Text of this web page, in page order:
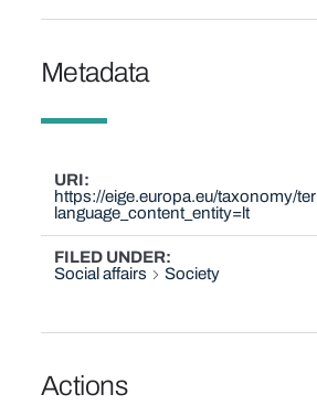
Metadata
URI
https://eige.europa.eu/taxonomy/
language_content_entity=lt
FILED UNDER
Social affairs
Society
Actions